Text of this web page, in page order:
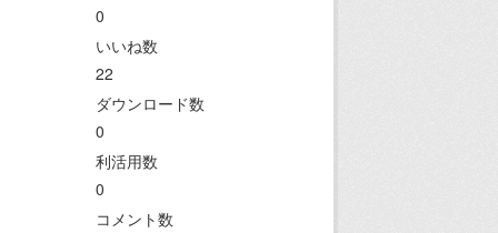
0
いいね数
22
ダウンロード数
0
利活用数
0
コメント数